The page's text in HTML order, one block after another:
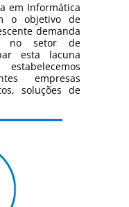
em Informática
o objetivo de
demanda
no setor de
esta lacuna
empresas
soluções de